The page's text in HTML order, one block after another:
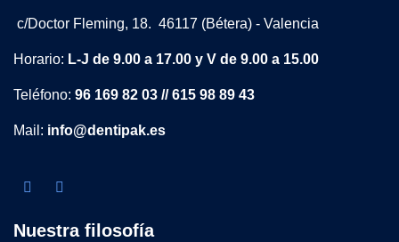
c/Doctor Fleming, 18. 46117 (Bétera) - Valencia
Horario: L-J de 9.00 a 17.00 y V de 9.00 a 15.00
Teléfono: 96 169 82 03 // 615 98 89 43
Mail: info@dentipak.es
Nuestra filosofía